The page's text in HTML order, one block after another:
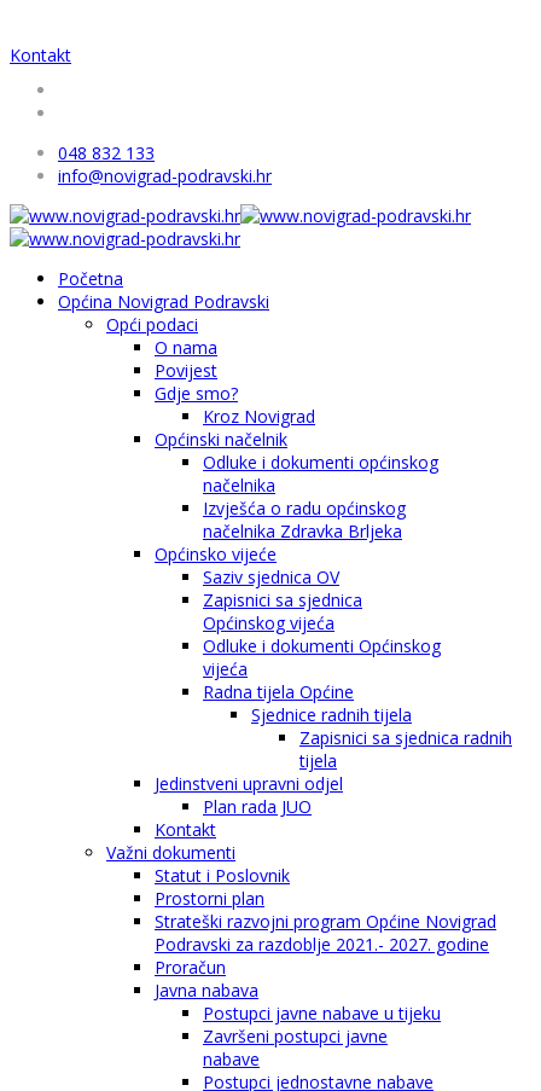
Kontakt
048 832 133
info@novigrad-podravski.hr
Početna
Općina Novigrad Podravski
Opći podaci
O nama
Povijest
Gdje smo?
Kroz Novigrad
Općinski načelnik
Odluke i dokumenti općinskog
načelnika
Izvješća o radu općinskog
načelnika Zdravka Brljeka
Općinsko vijeće
Saziv sjednica OV
Zapisnici sa sjednica
Općinskog vijeća
Odluke i dokumenti Općinskog
vijeća
Radna tijela Općine
Sjednice radnih tijela
Zapisnici sa sjednica radnih
tijela
Jedinstveni upravni odjel
Plan rada JUO
Kontakt
Važni dokumenti
Statut i Poslovnik
Prostorni plan
Strateški razvojni program Općine Novigrad
Podravski za razdoblje 2021.- 2027. godine
Proračun
Javna nabava
Postupci javne nabave u tijeku
Završeni postupci javne
nabave
Postupci jednostavne nabave